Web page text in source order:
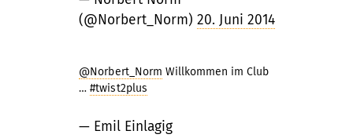
(@Norbert_Norm) 20. Juni 2014
@Norbert_Norm Willkommen im Club
… #twist2plus
— Emil Einlagig